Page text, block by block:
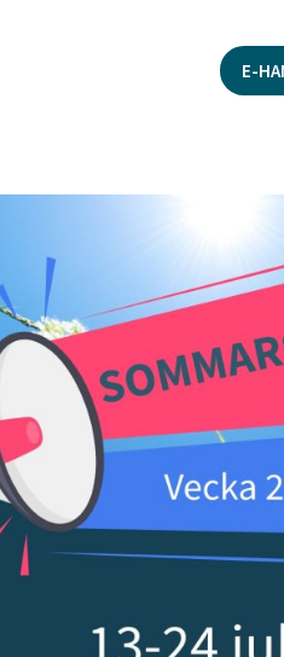
E-